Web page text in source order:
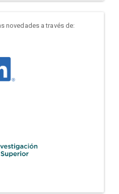
novedades a través de: